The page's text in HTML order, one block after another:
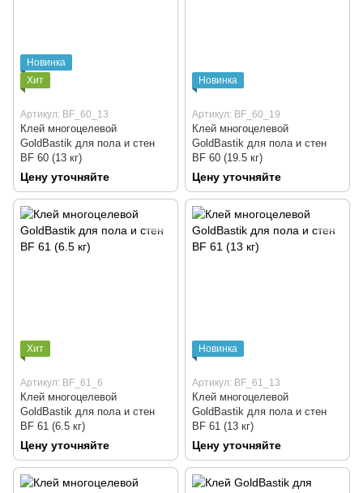
Новинка
Хит
Артикул: BF_60_13
Клей многоцелевой
GoldBastik для пола и стен
BF 60 (13 кг)
Цену уточняйте
Новинка
Артикул: BF_60_19
Клей многоцелевой
GoldBastik для пола и стен
BF 60 (19.5 кг)
Цену уточняйте
Хит
Артикул: BF_61_6
Клей многоцелевой
GoldBastik для пола и стен
BF 61 (6.5 кг)
Цену уточняйте
Новинка
Артикул: BF_61_13
Клей многоцелевой
GoldBastik для пола и стен
BF 61 (13 кг)
Цену уточняйте